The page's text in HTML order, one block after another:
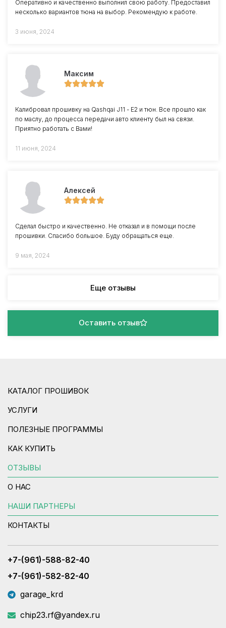
Оперативно и качественно выполнил свою работу. Предоставил
несколько вариантов тюна на выбор. Рекомендую к работе.
3 июня, 2024
Максим
Калибровал прошивку на Qashqai J11 - Е2 и тюн. Все прошло как
по маслу, до процесса передачи авто клиенту был на связи.
Приятно работать с Вами!
11 июня, 2024
Алексей
Сделал быстро и качественно. Не отказал и в помощи после
прошивки. Спасибо большое. Буду обращаться еще.
9 мая, 2024
Еще отзывы
Оставить отзыв
КАТАЛОГ ПРОШИВОК
УСЛУГИ
ПОЛЕЗНЫЕ ПРОГРАММЫ
КАК КУПИТЬ
ОТЗЫВЫ
О НАС
НАШИ ПАРТНЕРЫ
КОНТАКТЫ
+7-(961)-588-82-40
+7-(961)-582-82-40
garage_krd
chip23.rf@yandex.ru